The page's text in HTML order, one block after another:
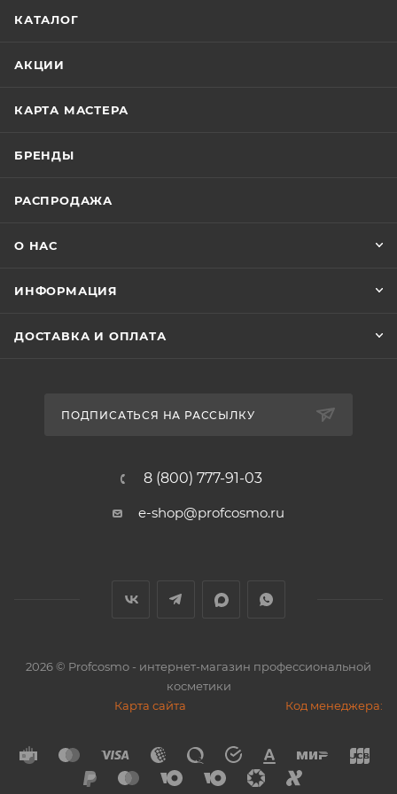
КАТАЛОГ
АКЦИИ
КАРТА МАСТЕРА
БРЕНДЫ
РАСПРОДАЖА
О НАС
ИНФОРМАЦИЯ
ДОСТАВКА И ОПЛАТА
ПОДПИСАТЬСЯ НА РАССЫЛКУ
8 (800) 777-91-03
e-shop@profcosmo.ru
2026© Profcosmo - интернет-магазин профессиональной
косметики
Карта сайта
Код менеджера: